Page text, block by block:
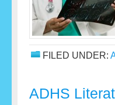
FILED UNDER:
ADHS